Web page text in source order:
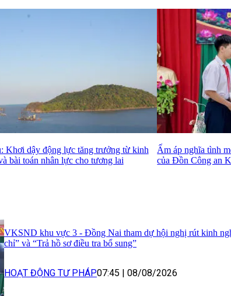
Khơi dậy động lực tăng trưởng từ kinh
bài toán nhân lực cho tương lai
Ấm áp nghĩa tình
của Đồn Công an
VKSND khu vực 3 - Đồng Nai tham dự hội nghị rút kinh
chỉ” và “Trả hồ sơ điều tra bổ sung”
HOẠT ĐỘNG TƯ PHÁP07:45 | 08/08/2026